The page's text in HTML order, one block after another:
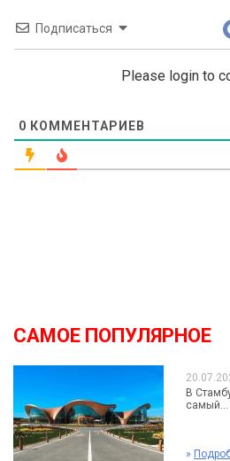
Подписаться
Please login to
0 КОММЕНТАРИЕВ
САМОЕ ПОПУЛЯРНОЕ
В
самый...
»